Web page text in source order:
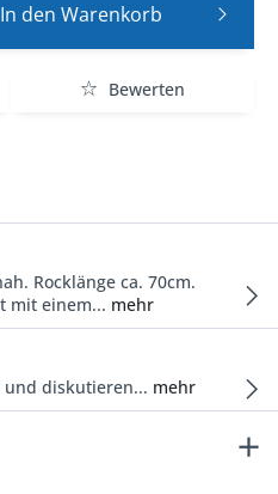
In den Warenkorb
Bewerten
Rocklänge ca. 70cm.
mit einem... mehr
und diskutieren... mehr